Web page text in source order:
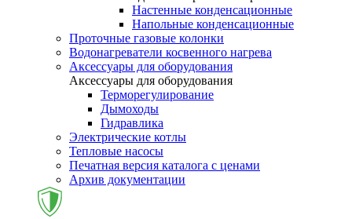
Настенные конденсационные
Напольные конденсационные
Проточные газовые колонки
Водонагреватели косвенного нагрева
Аксессуары для оборудования
Аксессуары для оборудования
Терморегулирование
Дымоходы
Гидравлика
Электрические котлы
Тепловые насосы
Печатная версия каталога с ценами
Архив документации